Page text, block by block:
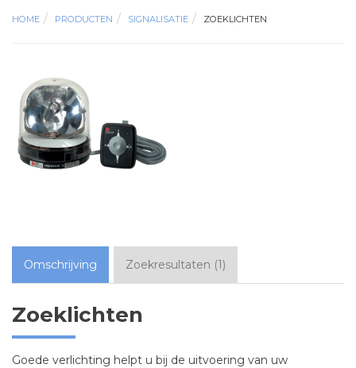
HOME PRODUCTEN SIGNALISATIE ZOEKLICHTEN
Omschrijving Zoekresultaten (1)
Zoeklichten
Goede verlichting helpt u bij de uitvoering van uw